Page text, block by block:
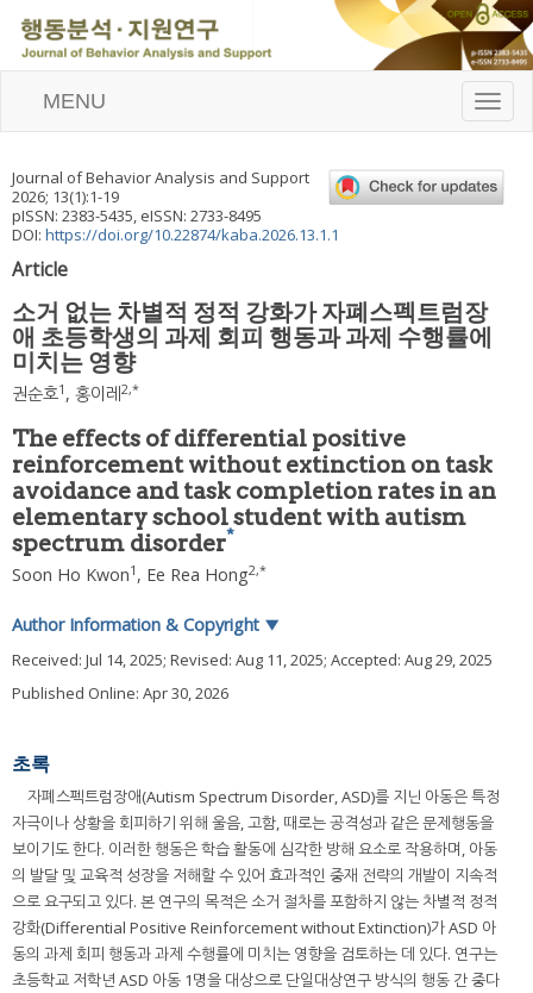
T
o
l
e
g
MENU
Journal of Behavior Analysis and Support
2026; 13(1):1-19
pISSN: 2383-5435, eISSN: 2733-8495
DOI: https://doi.org/10.22874/kaba.2026.13.1.1
Article
소거 없는 차별적 정적 강화가 자폐스펙트럼장
애 초등학생의 과제 회피 행동과 과제 수행률에
미치는 영향
권순호1 , 홍이레 2,*
The effects of differential positive
reinforcement without extinction on task
avoidance and task completion rates in an
elementary school student with autism
spectrum disorder*
Soon Ho Kwon1 , Ee Rea Hong2,*
Author Information & Copyright ▼
Received: Jul 14, 2025; Revised: Aug 11, 2025; Accepted: Aug 29, 2025
Published Online: Apr 30, 2026
초록
자폐스펙트럼장애(Autism Spectrum Disorder, ASD)를 지닌 아동은 특정
자극이나 상황을 회피하기 위해 울음, 고함, 때로는 공격성과 같은 문제행동을
보이기도 한다. 이러한 행동은 학습 활동에 심각한 방해 요소로 작용하며, 아동
의 발달 및 교육적 성장을 저해할 수 있어 효과적인 중재 전략의 개발이 지속적
으로 요구되고 있다. 본 연구의 목적은 소거 절차를 포함하지 않는 차별적 정적
강화(Differential Positive Reinforcement without Extinction)가 ASD 아
동의 과제 회피 행동과 과제 수행률에 미치는 영향을 검토하는 데 있다. 연구는
초등학교 저학년 ASD 아동 1명을 대상으로 단일대상연구 방식의 행동 간 중다